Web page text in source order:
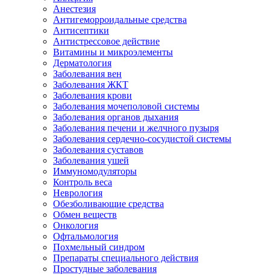
Анестезия
Антигеморроидальные средства
Антисептики
Антистрессовое действие
Витамины и микроэлементы
Дерматология
Заболевания вен
Заболевания ЖКТ
Заболевания крови
Заболевания мочеполовой системы
Заболевания органов дыхания
Заболевания печени и желчного пузыря
Заболевания сердечно-сосудистой системы
Заболевания суставов
Заболевания ушей
Иммуномодуляторы
Контроль веса
Неврология
Обезболивающие средства
Обмен веществ
Онкология
Офтальмология
Похмельный синдром
Препараты специального действия
Простудные заболевания